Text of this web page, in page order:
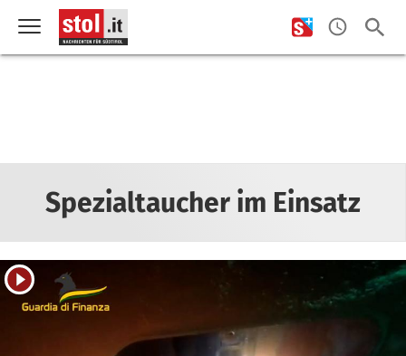
Spezialtaucher im Einsatz